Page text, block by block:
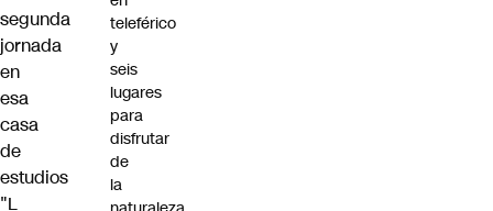
segunda
jornada
en
esa
casa
de
estudios
"L
teleférico
y
seis
lugares
para
disfrutar
de
la